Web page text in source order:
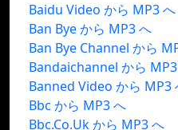
Baidu Video から MP3 へ
Ban Bye から MP3 へ
Ban Bye Channel から
Bandaichannel から
Banned Video から MP3
Bbc から MP3 へ
Bbc.Co.Uk から MP3 へ